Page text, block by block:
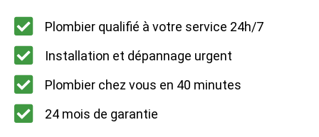
Plombier qualifié à votre service 24h/7
Installation et dépannage urgent
Plombier chez vous en 40 minutes
24 mois de garantie